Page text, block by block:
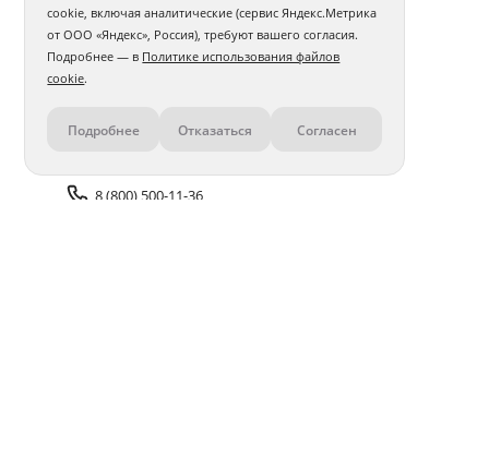
Контакты
8 (800) 500-11-36
cookie, включая аналитические (сервис Яндекс.Метрика
от ООО «Яндекс», Россия), требуют вашего согласия.
Подробнее — в Политике использования файлов
cookie.
Подробнее Отказаться Согласен